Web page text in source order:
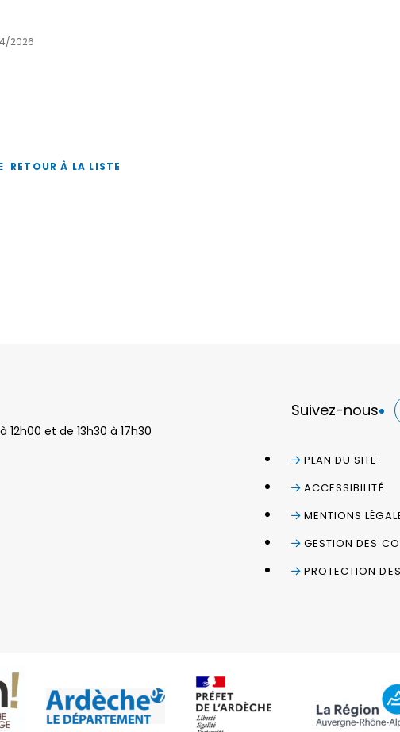
2026
RETOUR À LA LISTE
et de 13h30 à 17h30
Suivez-nous
PLAN DU SITE
ACCESSIBILITÉ
MENTIONS
GESTION DES
PROTECTION